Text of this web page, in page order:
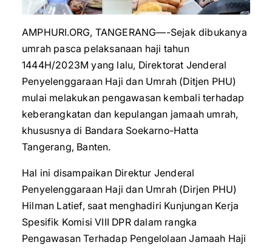
AMPHURI.ORG, TANGERANG—-Sejak dibukanya
umrah pasca pelaksanaan haji tahun
1444H/2023M yang lalu, Direktorat Jenderal
Penyelenggaraan Haji dan Umrah (Ditjen PHU)
mulai melakukan pengawasan kembali terhadap
keberangkatan dan kepulangan jamaah umrah,
khususnya di Bandara Soekarno-Hatta
Tangerang, Banten.
Hal ini disampaikan Direktur Jenderal
Penyelenggaraan Haji dan Umrah (Dirjen PHU)
Hilman Latief, saat menghadiri Kunjungan Kerja
Spesifik Komisi VIII DPR dalam rangka
Pengawasan Terhadap Pengelolaan Jamaah Haji